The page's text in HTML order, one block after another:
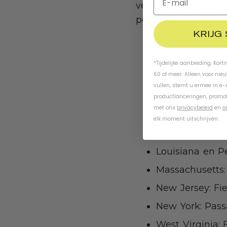
verantwoordelijk
per leeftijd en
Alabama,
Hampshire,
dan 16 jaar
Californië:
skateboard-
Connecticut:
Delaware en
Louisiana en
New Jersey:
New York:
West Virginia:
KRIJG
*Tijdelijke aanbieding.
60 of meer. Alleen voor
vullen, stemt u ermee in
productlanceringen,
met ons privacybeleid en
elk moment uitschrijven.